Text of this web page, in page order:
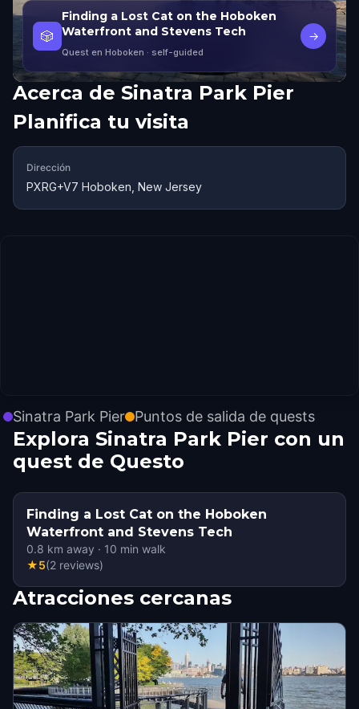
🎲
Finding a Lost Cat on the Hoboken
Waterfront and Stevens Tech
Quest en Hoboken · self-guided
→
Acerca de Sinatra Park Pier
Planifica tu visita
Dirección
PXRG+V7 Hoboken, New Jersey
Sinatra Park Pier Puntos de salida de quests
Explora Sinatra Park Pier con un
quest de Questo
Finding a Lost Cat on the Hoboken
Waterfront and Stevens Tech
0.8 km away · 10 min walk
★5(2 reviews)
Atracciones cercanas